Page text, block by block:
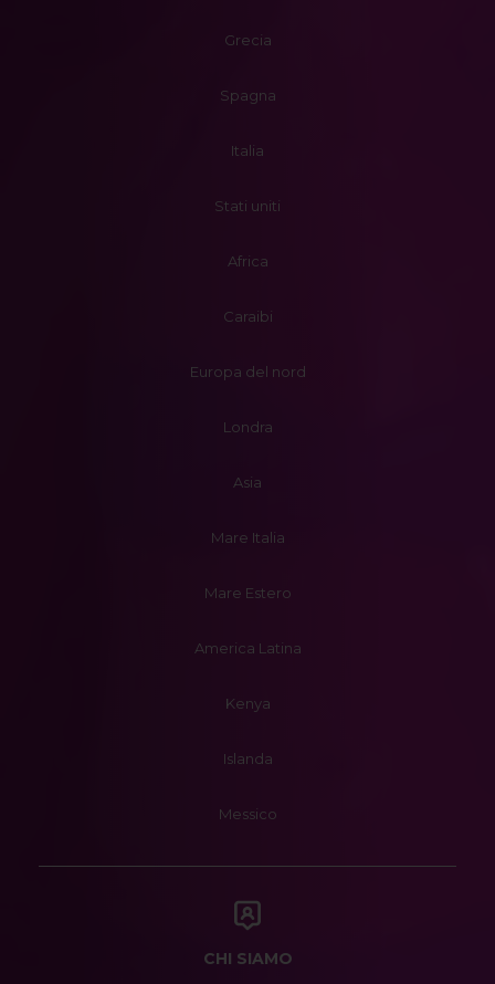
Grecia
Spagna
Italia
Stati uniti
Africa
Caraibi
Europa del nord
Londra
Asia
Mare Italia
Mare Estero
America Latina
Kenya
Islanda
Messico
CHI SIAMO